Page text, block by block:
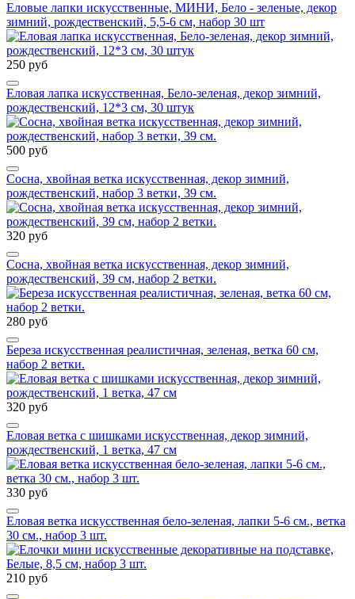
Еловые лапки искусственные, МИНИ, Бело - зеленые, декор
зимний, рождественский, 5,5-6 см, набор 30 шт
250 руб
Еловая лапка искусственная, Бело-зеленая, декор зимний,
рождественский, 12*3 см, 30 штук
500 руб
Сосна, хвойная ветка искусственная, декор зимний,
рождественский, набор 3 ветки, 39 см.
320 руб
Сосна, хвойная ветка искусственная, декор зимний,
рождественский, 39 см, набор 2 ветки.
280 руб
Береза искусственная реалистичная, зеленая, ветка 60 см,
набор 2 ветки.
320 руб
Еловая ветка с шишками искусственная, декор зимний,
рождественский, 1 ветка, 47 см
330 руб
Еловая ветка искусственная бело-зеленая, лапки 5-6 см., ветка
30 см., набор 3 шт.
210 руб